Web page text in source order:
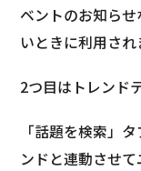
ベントのお知ら
いときに利用され
2つ目はトレンド
「話題を検索」
ンドと連動させ